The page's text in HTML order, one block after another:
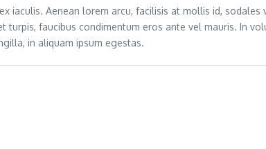
iaculis. Aenean lorem arcu, facilisis at mollis id,
turpis, faucibus condimentum eros ante vel mauris. In
in aliquam ipsum egestas.